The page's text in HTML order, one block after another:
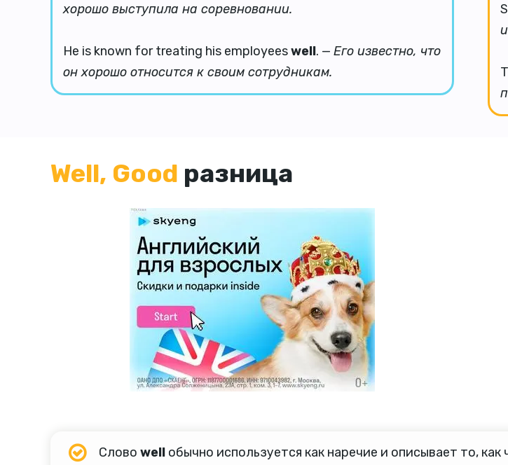
хорошо выступила на соревновании.
He is known for treating his employeeswell. — Его известно, что
он хорошо относится к своим сотрудникам.
Well, Good разница
Слово well обычно используется как наречие и описывает то,